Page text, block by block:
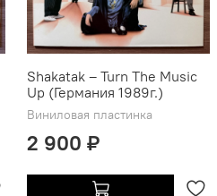
Shakatak ‎– Turn The Music
Up (Германия 1989г.)
Виниловая пластинка
2 900 ₽